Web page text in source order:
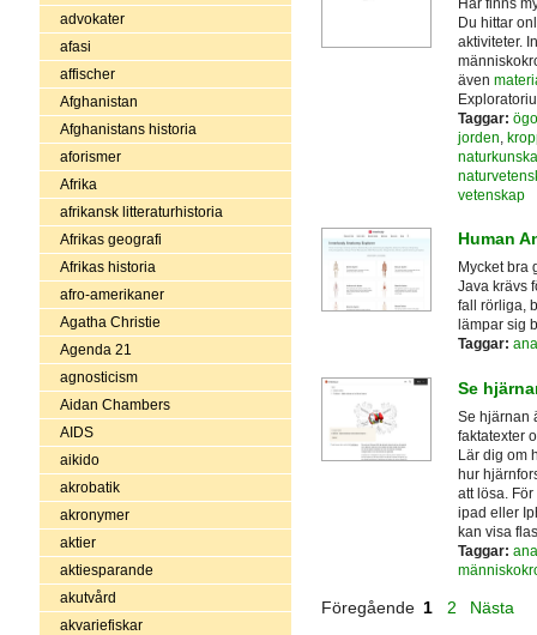
advokater
afasi
affischer
Afghanistan
Afghanistans historia
aforismer
Afrika
afrikansk litteraturhistoria
Afrikas geografi
Afrikas historia
afro-amerikaner
Agatha Christie
Agenda 21
agnosticism
Aidan Chambers
AIDS
aikido
akrobatik
akronymer
aktier
aktiesparande
akutvård
akvariefiskar
Här finns
Du hittar
aktiviteter.
även
Taggar:
jorden,
vetenskap
Human
Mycket bra
Java krävs
fall rörliga,
lämpar sig
Taggar:
Se
Se hjärnan
faktatexter
Lär dig om
hur
att lösa.
ipad eller
kan visa
Taggar:
Föregående 1 2 Nästa